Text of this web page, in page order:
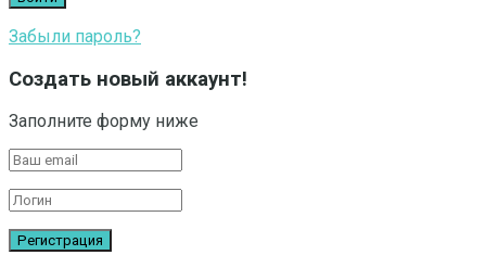
Забыли пароль?
Создать новый аккаунт!
Заполните форму ниже